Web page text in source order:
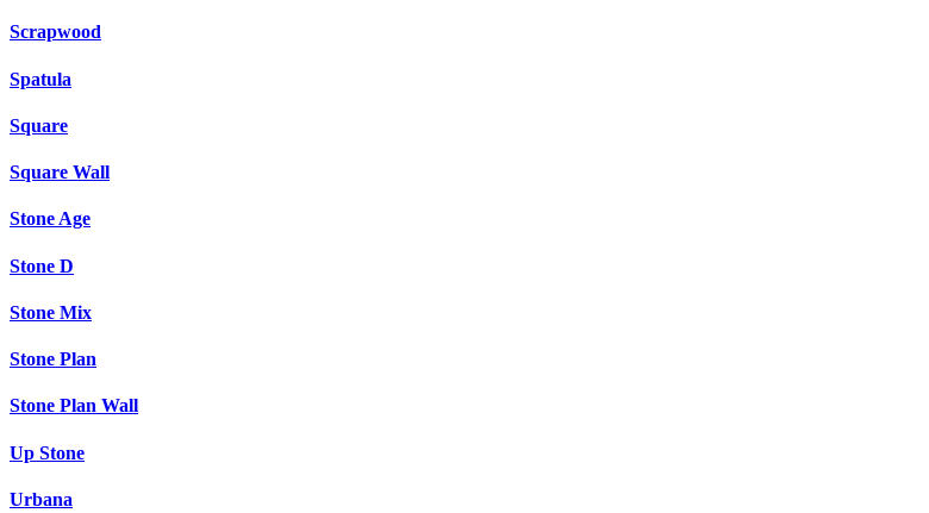
Scrapwood
Spatula
Square
Square Wall
Stone Age
Stone D
Stone Mix
Stone Plan
Stone Plan Wall
Up Stone
Urbana